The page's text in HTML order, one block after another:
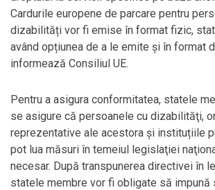
Cardurile europene de parcare pentru
dizabilități vor fi emise în format fizic,
având opțiunea de a le emite și în format
informează Consiliul UE.
Pentru a asigura conformitatea, statele
se asigure că persoanele cu dizabilităţi,
reprezentative ale acestora şi instituțiile
pot lua măsuri în temeiul legislaţiei
necesar. După transpunerea directivei în
statele membre vor fi obligate să impună